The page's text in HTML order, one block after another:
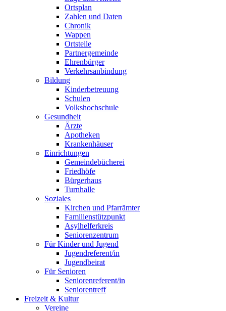
Ortsplan
Zahlen und Daten
Chronik
Wappen
Ortsteile
Partnergemeinde
Ehrenbürger
Verkehrsanbindung
Bildung
Kinderbetreuung
Schulen
Volkshochschule
Gesundheit
Ärzte
Apotheken
Krankenhäuser
Einrichtungen
Gemeindebücherei
Friedhöfe
Bürgerhaus
Turnhalle
Soziales
Kirchen und Pfarrämter
Familienstützpunkt
Asylhelferkreis
Seniorenzentrum
Für Kinder und Jugend
Jugendreferent/in
Jugendbeirat
Für Senioren
Seniorenreferent/in
Seniorentreff
Freizeit & Kultur
Vereine